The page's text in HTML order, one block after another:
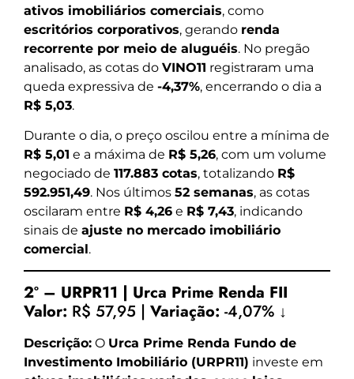
ativos imobiliários comerciais, como
escritórios corporativos, gerando renda
recorrente por meio de aluguéis. No pregão
analisado, as cotas do VINO11 registraram uma
queda expressiva de -4,37%, encerrando o dia a
R$ 5,03.
Durante o dia, o preço oscilou entre a mínima de
R$ 5,01 e a máxima de R$ 5,26, com um volume
negociado de 117.883 cotas, totalizando R$
592.951,49. Nos últimos 52 semanas, as cotas
oscilaram entre R$ 4,26 e R$ 7,43, indicando
sinais de ajuste no mercado imobiliário
comercial.
2º – URPR11 | Urca Prime Renda FII
Valor: R$ 57,95 | Variação: -4,07% ↓
Descrição: O Urca Prime Renda Fundo de
Investimento Imobiliário (URPR11) investe em